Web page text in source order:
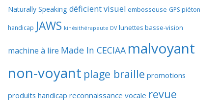
Naturally Speaking déficient visuel embosseuse GPS piéton
handicap JAWS kinésithérapeute DV lunettes basse-vision
machine à lire Made In CECIAA malvoyant
non-voyant plage braille promotions
produits handicap reconnaissance vocale revue